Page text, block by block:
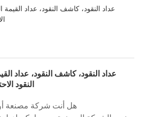
هل أنت شركة مصنعة